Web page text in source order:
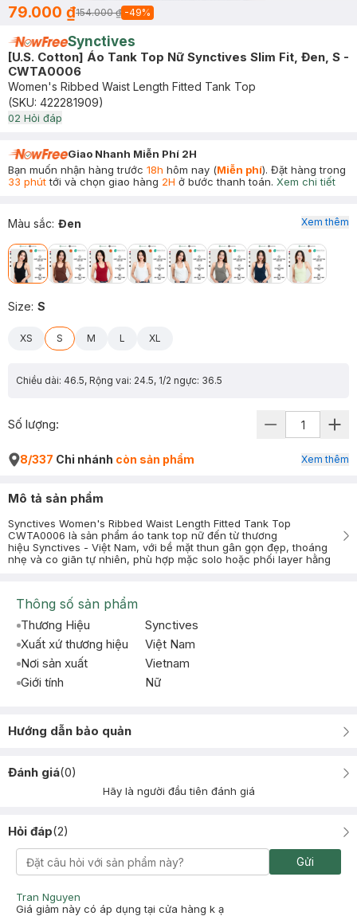
79.000 ₫154.000 ₫ -49%
Synctives
[U.S. Cotton] Áo Tank Top Nữ Synctives Slim Fit, Đen, S -
CWTA0006
Women's Ribbed Waist Length Fitted Tank Top
(SKU: 422281909)
02 Hỏi đáp
Giao Nhanh Miễn Phí 2H
Bạn muốn nhận hàng trước 18h hôm nay (Miễn phí). Đặt hàng trong
33 phúttới và chọn giao hàng 2H ở bước thanh toán. Xem chi tiết
Màu sắc: Đen
Size: S
XS S M L XL
Chiều dài: 46.5, Rộng vai: 24.5, 1/2 ngực: 36.5
Xem thêm
Số lượng:
8/337 Chi nhánh còn sản phẩm Xem thêm
Mô tả sản phẩm
Synctives Women's Ribbed Waist Length Fitted Tank Top
CWTA0006 là sản phẩm áo tank top nữ đến từ thương
hiệu Synctives - Việt Nam, với bề mặt thun gân gọn đẹp, thoáng
nhẹ và co giãn tự nhiên, phù hợp mặc solo hoặc phối layer hằng
Thông số sản phẩm
Thương Hiệu
Synctives
Xuất xứ thương hiệu
Việt Nam
Nơi sản xuất
Vietnam
Giới tính
Nữ
Hướng dẫn bảo quản
Đánh giá(0)
Hãy là người đầu tiên đánh giá
Hỏi đáp(2)
Gửi
Tran Nguyen
Giá giảm này có áp dụng tại cửa hàng k ạ